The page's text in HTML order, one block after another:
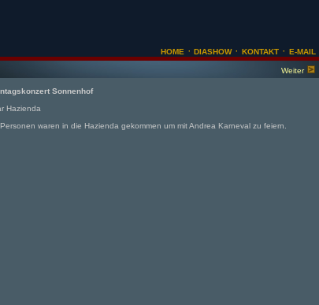
HOME · DIASHOW· KONTAKT · E-MAIL
Weiter
Sonnenhof
Hazienda
waren in die Hazienda gekommen um mit Andrea Karneval zu feiern.